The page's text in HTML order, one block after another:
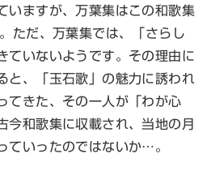
いますが、万葉集はこの和歌集
ただ、万葉集では、「さらし
ていないようです。その理由に
と、「玉石歌」の魅力に誘われ
てきた、その一人が「わが心
今和歌集に収載され、当地の月
ていったのではないか…。